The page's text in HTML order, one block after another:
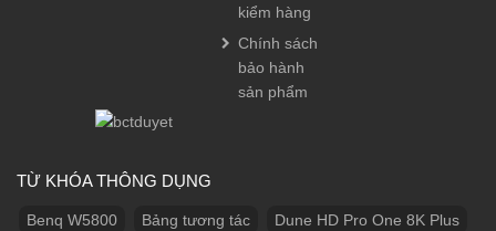
kiểm hàng
Chính sách
bảo hành
sản phẩm
TỪ KHÓA THÔNG DỤNG
Benq W5800 Bảng tương tác
Dune HD Pro One 8K Plus